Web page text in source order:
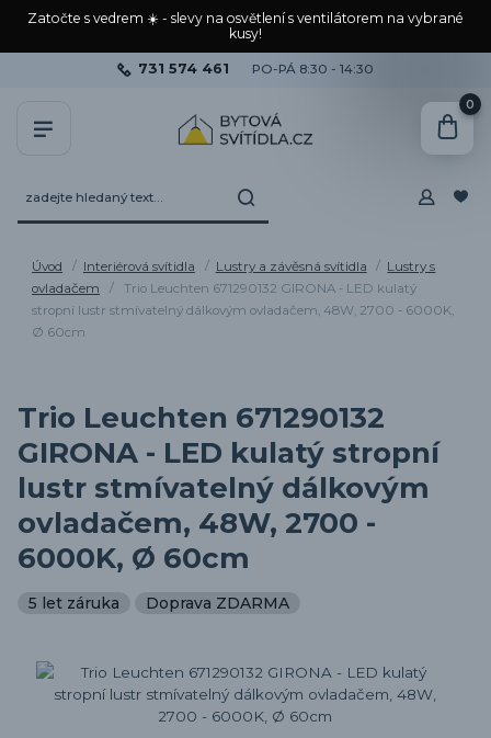
Zatočte s vedrem ☀️ - slevy na osvětlení s ventilátorem na vybrané
kusy!
731 574 461 PO-PÁ 8:30 - 14:30
0
Úvod Interiérová svítidla Lustry a závěsná svítidla
Lustry s
ovladačem
Trio Leuchten 671290132 GIRONA - LED kulatý
stropní lustr stmívatelný dálkovým ovladačem, 48W, 2700 - 6000K,
Ø 60cm
Trio Leuchten 671290132
GIRONA - LED kulatý stropní
lustr stmívatelný dálkovým
ovladačem, 48W, 2700 -
6000K, Ø 60cm
5 let záruka Doprava ZDARMA